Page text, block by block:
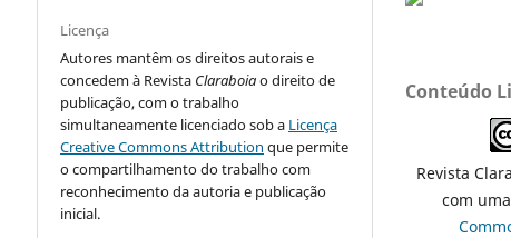
Licença
Autores mantêm os direitos autorais e
concedem à Revista Claraboiao direito de
publicação, com o trabalho
simultaneamente licenciado sob a Licença
Creative Commons Attribution que permite
o compartilhamento do trabalho com
reconhecimento da autoria e publicação
inicial.
Conteúdo
Revista
com